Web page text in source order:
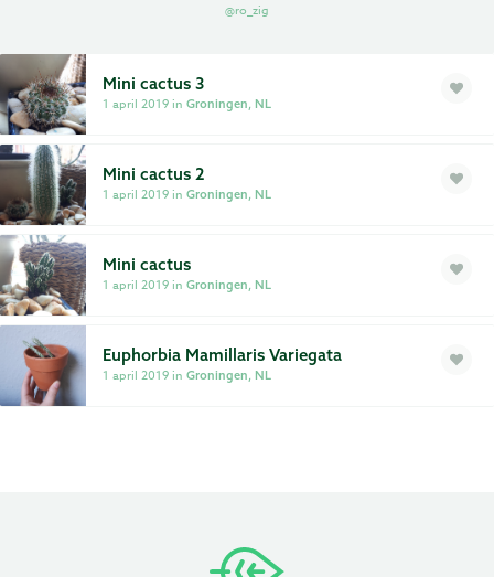
Privacy
Voorwaarden
@ro_zig
Mini cactus 3
1 april 2019 in Groningen, NL
Mini cactus 2
1 april 2019 in Groningen, NL
Mini cactus
1 april 2019 in Groningen, NL
Euphorbia Mamillaris Variegata
1 april 2019 in Groningen, NL